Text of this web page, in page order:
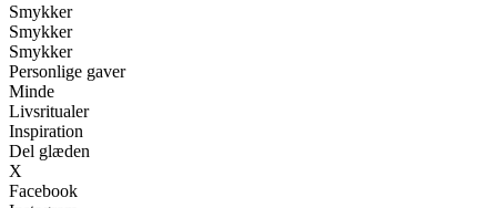
Smykker
Smykker
Smykker
Personlige gaver
Minde
Livsritualer
Inspiration
Del glæden
X
Facebook